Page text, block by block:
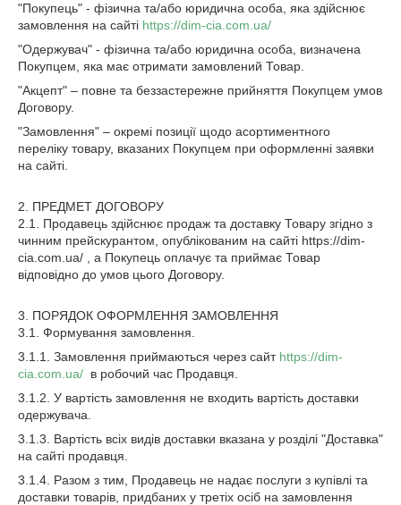
"Покупець" - фізична та/або юридична особа, яка здійснює
замовлення на сайті https://dim-cia.com.ua/
"Одержувач" - фізична та/або юридична особа, визначена
Покупцем, яка має отримати замовлений Товар.
"Акцепт" – повне та беззастережне прийняття Покупцем умов
Договору.
"Замовлення" – окремі позиції щодо асортиментного
переліку товару, вказаних Покупцем при оформленні заявки
на сайті.
2. ПРЕДМЕТ ДОГОВОРУ
2.1. Продавець здійснює продаж та доставку Товару згідно з
чинним прейскурантом, опублікованим на сайті https://dim-
cia.com.ua/ , а Покупець оплачує та приймає Товар
відповідно до умов цього Договору.
3. ПОРЯДОК ОФОРМЛЕННЯ ЗАМОВЛЕННЯ
3.1. Формування замовлення.
3.1.1. Замовлення приймаються через сайт https://dim-
cia.com.ua/ в робочий час Продавця.
3.1.2. У вартість замовлення не входить вартість доставки
одержувача.
3.1.3. Вартість всіх видів доставки вказана у розділі "Доставка"
на сайті продавця.
3.1.4. Разом з тим, Продавець не надає послуги з купівлі та
доставки товарів, придбаних у третіх осіб на замовлення